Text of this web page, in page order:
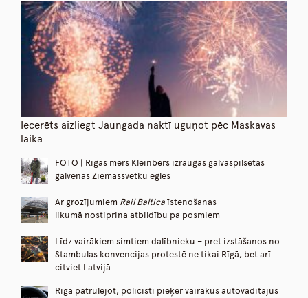
Iecerēts aizliegt Jaungada naktī uguņot pēc Maskavas
laika
FOTO | Rīgas mērs Kleinbers izraugās galvaspilsētas
galvenās Ziemassvētku egles
Ar grozījumiem Rail Baltica īstenošanas
likumā nostiprina atbildību pa posmiem
Līdz vairākiem simtiem dalībnieku – pret izstāšanos no
Stambulas konvencijas protestē ne tikai Rīgā, bet arī
citviet Latvijā
Rīgā patrulējot, policisti pieķer vairākus autovadītājus